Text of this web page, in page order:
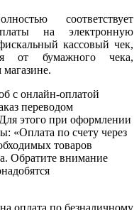
соответствует
на электронную
кассовый чек,
от бумажного чека,
с онлайн-оплатой
переводом
этого при оформлении
«Оплата по счету через
товаров
Обратите внимание
оплата по безналичному